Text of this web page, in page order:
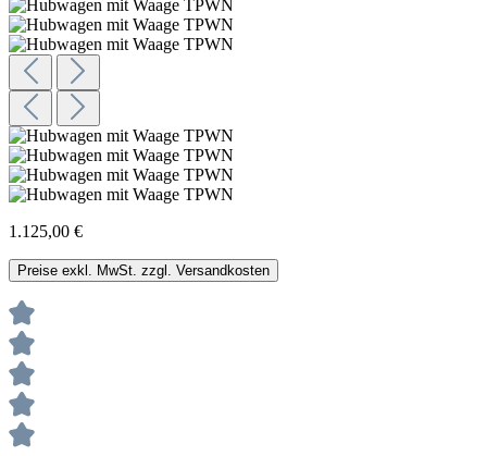
1.125,00 €
Preise exkl. MwSt. zzgl. Versandkosten